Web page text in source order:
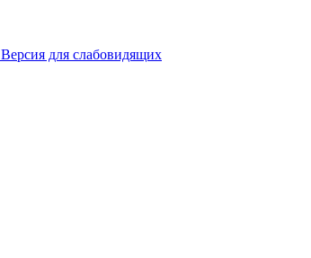
Версия для слабовидящих